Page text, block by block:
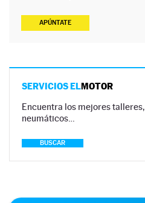
APÚNTATE
SERVICIOS ELMOTOR
Encuentra los mejores
neumáticos…
BUSCAR